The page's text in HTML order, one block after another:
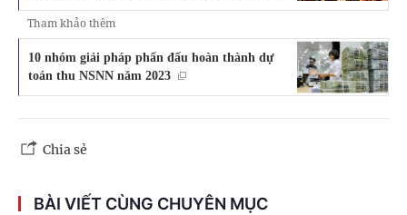
Tham khảo thêm
10 nhóm giải pháp phấn đấu hoàn thành dự
toán thu NSNN năm 2023
Chia sẻ
BÀI VIẾT CÙNG CHUYÊN MỤC